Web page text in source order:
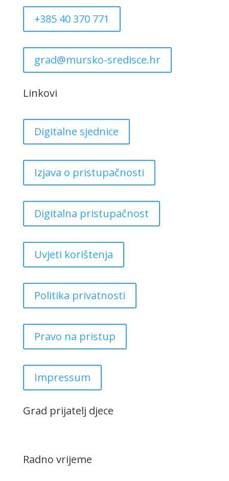
+385 40 370 771
grad@mursko-sredisce.hr
Linkovi
Digitalne sjednice
Izjava o pristupačnosti
Digitalna pristupačnost
Uvjeti korištenja
Politika privatnosti
Pravo na pristup
Impressum
Grad prijatelj djece
Radno vrijeme